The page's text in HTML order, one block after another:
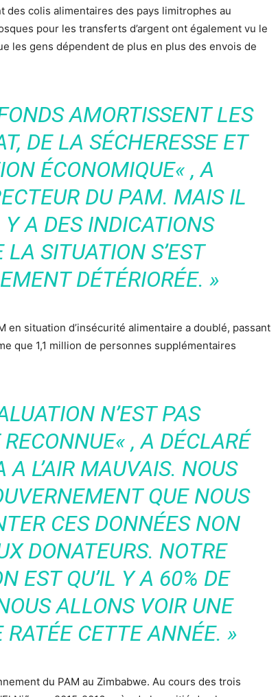
colis alimentaires des pays limitrophes au
pour les transferts d’argent ont également vu le
les gens dépendent de plus en plus des envois de
AMORTISSENT LES
DE LA SÉCHERESSE ET
ÉCONOMIQUE« , A
DU PAM. MAIS IL
Y A DES INDICATIONS
LA SITUATION S’EST
DÉTÉRIORÉE. »
en situation d’insécurité alimentaire a doublé, passant
que 1,1 million de personnes supplémentaires
N’EST PAS
« , A DÉCLARÉ
A L’AIR MAUVAIS. NOUS
QUE NOUS
CES DONNÉES NON
DONATEURS. NOTRE
EST QU’IL Y A 60% DE
ALLONS VOIR UNE
RATÉE CETTE ANNÉE. »
du PAM au Zimbabwe. Au cours des trois